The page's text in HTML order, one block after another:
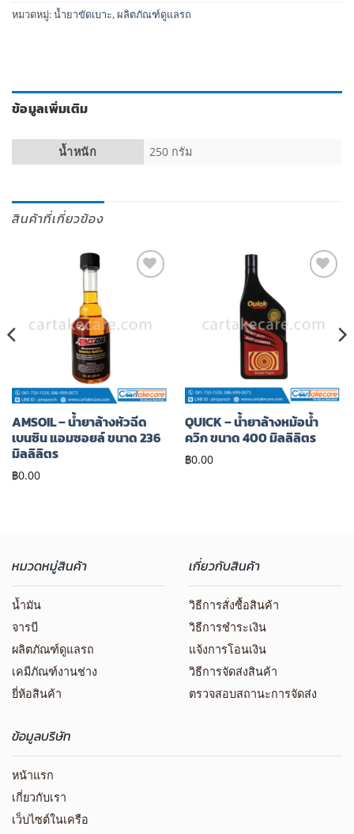
หมวดหมู่:น้ำยาขัดเบาะ,ผลิตภัณฑ์ดูแลรถ
ข้อมูลเพิ่มเติม
น้ำหนัก 250 กรัม
สินค้าที่เกี่ยวข้อง
โปรด
AMSOIL – น้ำยาล้างหัวฉีด
เบนซิน แอมซอยล์ ขนาด 236
มิลลิลิตร
฿0.00
โปรด
QUICK – น้ำยาล้างหม้อน้ำ
ควิก ขนาด 400 มิลลิลิตร
฿0.00
หมวดหมู่สินค้า
น้ำมัน
จารบี
ผลิตภัณฑ์ดูแลรถ
เคมีภัณฑ์งานช่าง
ยี่ห้อสินค้า
เกี่ยวกับสินค้า
วิธีการสั่งซื้อสินค้า
วิธีการชำระเงิน
แจ้งการโอนเงิน
วิธีการจัดส่งสินค้า
ตรวจสอบสถานะการจัดส่ง
ข้อมูลบริษัท
หน้าแรก
เกี่ยวกับเรา
เว็บไซต์ในเครือ